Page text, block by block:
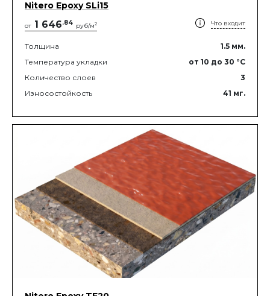
Nitero Epoxy SLi15
от 1 646.84 руб/м2 Что входит
Толщина 1.5 мм.
Температура укладки
от 10 до 30 °C
Количество слоев
3
Износостойкость
41 мг.